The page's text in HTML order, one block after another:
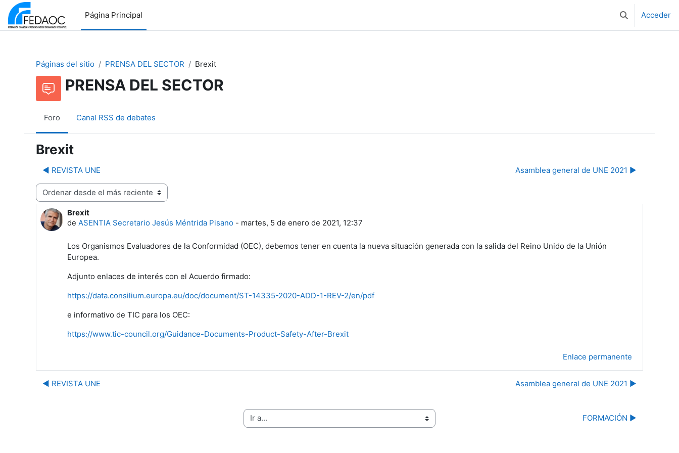
Salta al contenido principal
Página Principal
Selector de
Acceder
Páginas del sitio PRENSA DEL SECTOR Brexit
PRENSA DEL SECTOR
Foro Canal RSS de debates
Brexit
◀︎ REVISTA UNE Asamblea general de UNE 2021 ▶︎
Mostrar modo
Brexit
de ASENTIA Secretario Jesús Méntrida Pisano - martes, 5 de enero de 2021, 12:37
Número de respuestas: 0
Los Organismos Evaluadores de la Conformidad (OEC), debemos tener en cuenta la nueva situación generada con la salida del Reino Unido de la Unión
Europea.
Adjunto enlaces de interés con el Acuerdo firmado:
https://data.consilium.europa.eu/doc/document/ST-14335-2020-ADD-1-REV-2/en/pdf
e informativo de TIC para los OEC:
https://www.tic-council.org/Guidance-Documents-Product-Safety-After-Brexit
Enlace permanente
◀︎ REVISTA UNE Asamblea general de UNE 2021 ▶︎
Ir a... FORMACIÓN ▶︎